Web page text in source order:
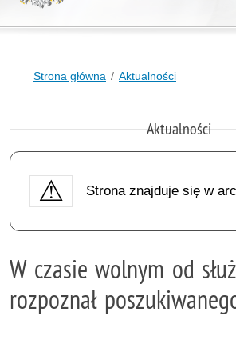
Strona główna Aktualności
Aktualności
Strona znajduje się w
W czasie wolnym od
rozpoznał